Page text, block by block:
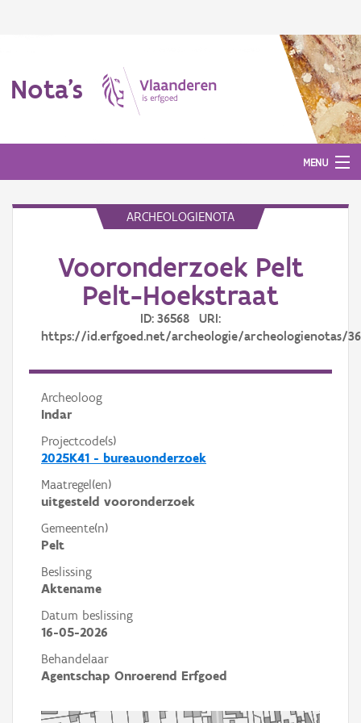
Nota's
MENU
Aanmelden
ARCHEOLOGIENOTA
Vooronderzoek Pelt
Pelt-Hoekstraat
ID: 36568 URI:
https://id.erfgoed.net/archeologie/archeologienotas/
Archeoloog
Indar
Projectcode(s)
2025K41 - bureauonderzoek
Maatregel(en)
uitgesteld vooronderzoek
Gemeente(n)
Pelt
Beslissing
Aktename
Datum beslissing
16-05-2026
Behandelaar
Agentschap Onroerend Erfgoed